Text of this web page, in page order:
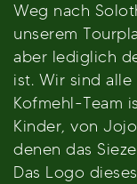
Weg nach
unserem
aber lediglich
ist. Wir sind
Kofmehl-Team
Kinder, von
denen das
Das Logo